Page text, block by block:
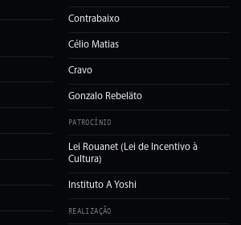
Contrabaixo
Célio Matias
Cravo
Gonzalo Rebeläto
PATROCÍNIO
Lei Rouanet (Lei de Incentivo à
Cultura)
Instituto A Yoshi
REALIZAÇÃO